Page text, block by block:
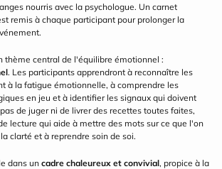
nourris avec la psychologue. Un carnet
remis à chaque participant pour prolonger la
. Les participants apprendront à reconnaître les
à la fatigue émotionnelle, à comprendre les
en jeu et à identifier les signaux qui doivent
de juger ni de livrer des recettes toutes faites,
lecture qui aide à mettre des mots sur ce que l'on
clarté et à reprendre soin de soi.
dans un cadre chaleureux et convivial, propice à la